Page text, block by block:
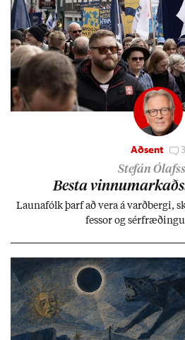
Aðsent 3
Stefán
Besta
Launa­fólk þarf að vera á varð­bergi,
fess­or og